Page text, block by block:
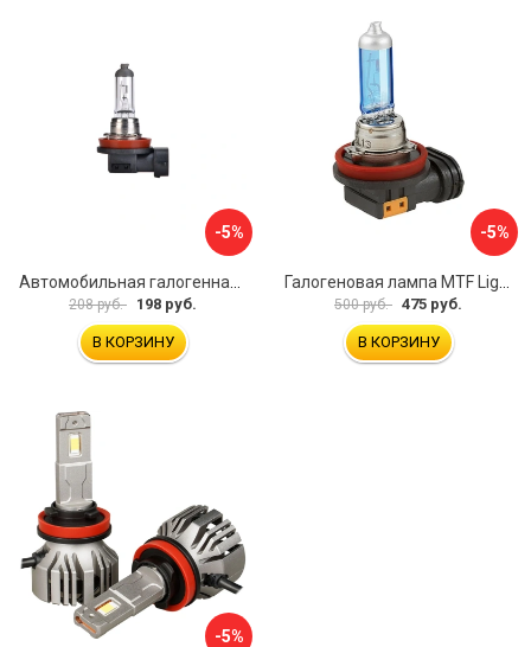
-5%
208 руб. 198 руб.
В КОРЗИНУ
-5%
500 руб. 475 руб.
В КОРЗИНУ
-5%